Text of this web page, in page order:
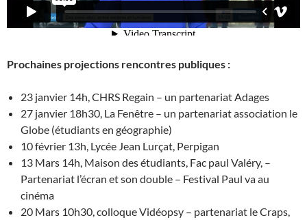
Prochaines projections rencontres publiques :
23 janvier 14h, CHRS Regain – un partenariat Adages
27 janvier 18h30, La Fenêtre – un partenariat association le
Globe (étudiants en géographie)
10 février 13h, Lycée Jean Lurçat, Perpigan
13 Mars 14h, Maison des étudiants, Fac paul Valéry, –
Partenariat l’écran et son double – Festival Paul va au
cinéma
20 Mars 10h30, colloque Vidéopsy – partenariat le Craps,